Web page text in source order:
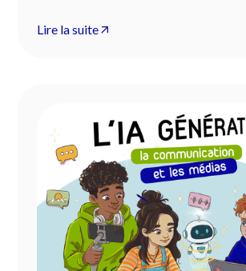
Lire la suite